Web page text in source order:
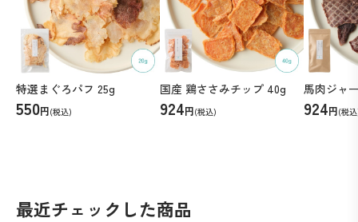
特選まぐろパフ 25g
550円(税込)
国産 鶏ささみチップ 40g
924円(税込)
馬肉ジャ
924円(税
最近チェックした商品